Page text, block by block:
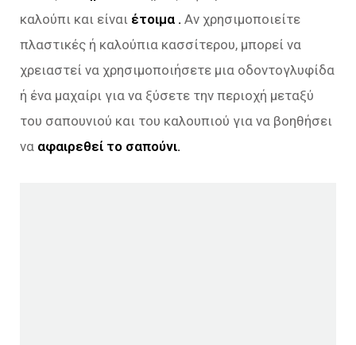
καλούπι και είναι έτοιμα . Αν χρησιμοποιείτε
πλαστικές ή καλούπια κασσίτερου, μπορεί να
χρειαστεί να χρησιμοποιήσετε μια οδοντογλυφίδα
ή ένα μαχαίρι για να ξύσετε την περιοχή μεταξύ
του σαπουνιού και του καλουπιού για να βοηθήσει
να αφαιρεθεί το σαπούνι.